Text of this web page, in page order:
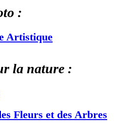
:
Artistique
la nature :
Fleurs et des Arbres